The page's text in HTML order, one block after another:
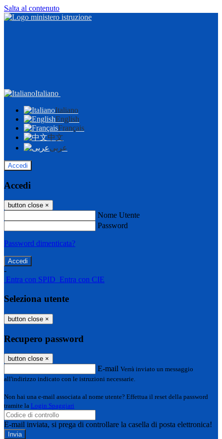
Salta al contenuto
Italiano
Italiano
English
Français
中文
عربى
Accedi
Accedi
button close ×
Nome Utente
Password
Password dimenticata?
-
Entra con SPID Entra con CIE
Seleziona utente
button close ×
Recupero password
button close ×
E-mail Verrà inviato un messaggio
all'indirizzo indicato con le istruzioni necessarie.
Non hai una e-mail associata al nome utente? Effettua il reset della password
tramite la Login Spaggiari
E-mail inviata, si prega di controllare la casella di posta elettronica!